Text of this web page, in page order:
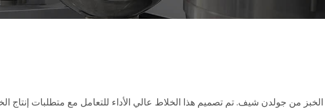
من جولدن شيف. تم تصميم هذا الخلاط عالي الأداء للتعامل مع متطلبات إنتاج